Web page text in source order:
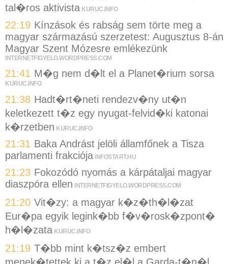
tal�ros aktivista KURUC.INFO
22:19 Kínzások és rabság sem törte meg a
magyar származású szerzetest: Augusztus 8-án
Magyar Szent Mózesre emlékezünk
INTERNETFIGYELO.WORDPRESS.COM
21:41 M�g nem d�lt el a Planet�rium sorsa
KURUC.INFO
21:38 Hadt�rt�neti rendezv�ny ut�n
keletkezett t�z egy nyugat-felvid�ki katonai
k�rzetben KURUC.INFO
21:31 Baka Andrást jelöli államfőnek a Tisza
parlamenti frakciója INFOSTART.HU
21:23 Fokozódó nyomás a kárpátaljai magyar
diaszpóra ellen
INTERNETFIGYELO.WORDPRESS.COM
21:20 Vit�zy: a magyar k�z�th�l�zat
Eur�pa egyik legink�bb f�v�rosk�zpont�
h�l�zata KURUC.INFO
21:19 T�bb mint k�tsz�z embert